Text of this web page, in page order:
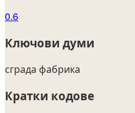
0.6
Ключови думи
сграда фабрика
Кратки кодове